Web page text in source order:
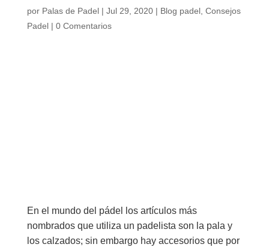
por Palas de Padel| Jul 29, 2020| Blog padel, Consejos
Padel| 0 Comentarios
En el mundo del pádel los artículos más
nombrados que utiliza un padelista son la pala y
los calzados; sin embargo hay accesorios que por